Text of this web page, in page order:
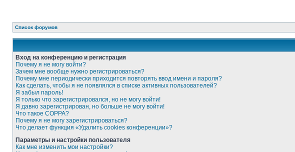
Список форумов
Вход на конференцию и регистрация
Почему я не могу войти?
Зачем мне вообще нужно регистрироваться?
Почему мне периодически приходится повторять ввод имени и пароля?
Как сделать, чтобы я не появлялся в списке активных пользователей?
Я забыл пароль!
Я только что зарегистрировался, но не могу войти!
Я давно зарегистрирован, но больше не могу войти!
Что такое COPPA?
Почему я не могу зарегистрироваться?
Что делает функция «Удалить cookies конференции»?
Параметры и настройки пользователя
Как мне изменить мои настройки?